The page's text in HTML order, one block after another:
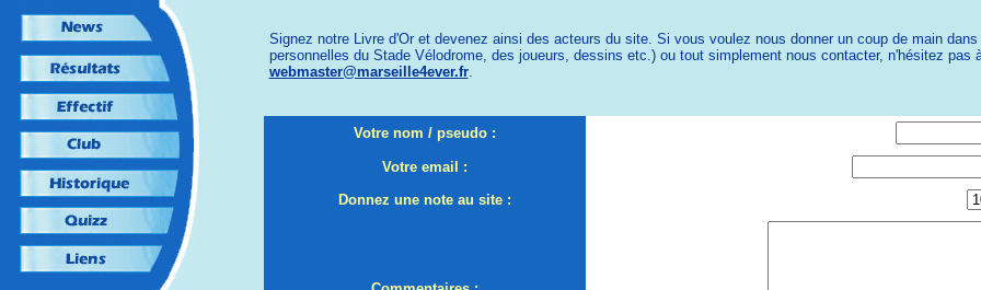
Signez notre Livre d'Or et devenez ainsi des acteurs du site. Si vous voulez nous donner un coup de main
personnelles du Stade Vélodrome, des joueurs, dessins etc.) ou tout simplement nous contacter, n'hésitez pas
webmaster@marseille4ever.fr.
Votre nom / pseudo :
Votre email :
Donnez une note au site :